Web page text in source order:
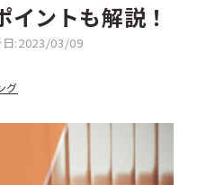
ントも解説！
:2023/03/09
グ